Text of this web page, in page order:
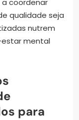
coordenar
qualidade seja
nutrem
mental
para